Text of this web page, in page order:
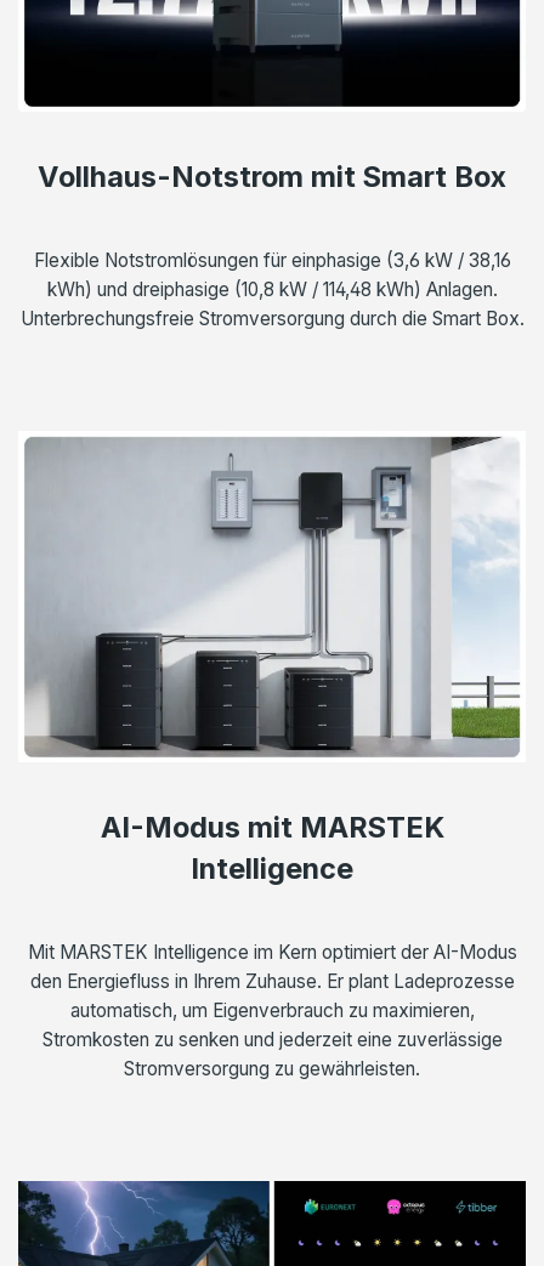
Vollhaus-Notstrom mit Smart Box
Flexible Notstromlösungen für einphasige (3,6 kW / 38,16
kWh) und dreiphasige (10,8 kW / 114,48 kWh) Anlagen.
Unterbrechungsfreie Stromversorgung durch die Smart Box.
AI-Modus mit MARSTEK
Intelligence
Mit MARSTEK Intelligence im Kern optimiert der AI-Modus
den Energiefluss in Ihrem Zuhause. Er plant Ladeprozesse
automatisch, um Eigenverbrauch zu maximieren,
Stromkosten zu senken und jederzeit eine zuverlässige
Stromversorgung zu gewährleisten.